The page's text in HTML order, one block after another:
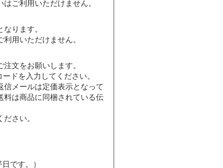
ご利用いただけません。
ります。
用いただけません。
文をお願いします。
ドを入力してください。
信メールは定価表示となって
料は商品に同梱されている伝
さい。
です。）